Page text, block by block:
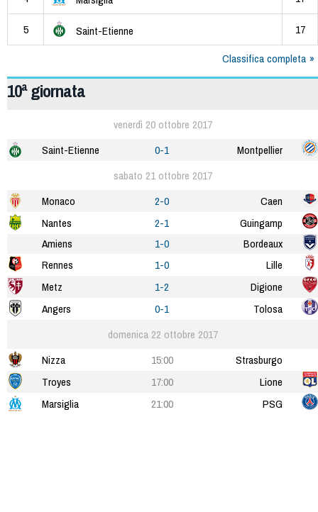
5 Saint-Etienne
17
Classifica completa
10ª giornata
venerdì 20 ottobre 2017
Saint-Etienne
0-1
Montpellier
sabato 21 ottobre 2017
Monaco
2-0
Caen
Nantes
2-1
Guingamp
Amiens
1-0
Bordeaux
Rennes
1-0
Lille
Metz
1-2
Digione
Angers
0-1
Tolosa
domenica 22 ottobre 2017
Nizza
15:00
Strasburgo
Troyes
17:00
Lione
Marsiglia
21:00 PSG